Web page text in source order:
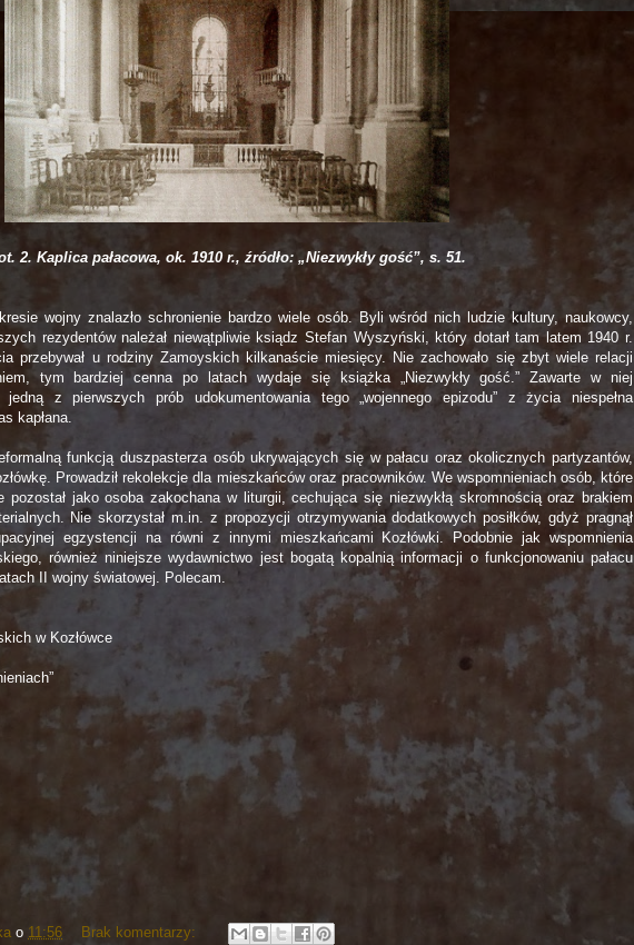
2. Kaplica pałacowa, ok. 1910 r., źródło: „Niezwykły gość”, s. 51.
wojny znalazło schronienie bardzo wiele osób. Byli wśród nich ludzie kultury, naukowcy,
rezydentów należał niewątpliwie ksiądz Stefan Wyszyński, który dotarł tam latem 1940 r.
przebywał u rodziny Zamoyskich kilkanaście miesięcy. Nie zachowało się zbyt wiele relacji
tym bardziej cenna po latach wydaje się książka „Niezwykły gość.” Zawarte w niej
z pierwszych prób udokumentowania tego „wojennego epizodu” z życia niespełna
kapłana.
funkcją duszpasterza osób ukrywających się w pałacu oraz okolicznych partyzantów,
Prowadził rekolekcje dla mieszkańców oraz pracowników. We wspomnieniach osób, które
pozostał jako osoba zakochana w liturgii, cechująca się niezwykłą skromnością oraz brakiem
Nie skorzystał m.in. z propozycji otrzymywania dodatkowych posiłków, gdyż pragnął
egzystencji na równi z innymi mieszkańcami Kozłówki. Podobnie jak wspomnienia
również niniejsze wydawnictwo jest bogatą kopalnią informacji o funkcjonowaniu pałacu
II wojny światowej. Polecam.
w Kozłówce
o 11:56
Brak komentarzy: